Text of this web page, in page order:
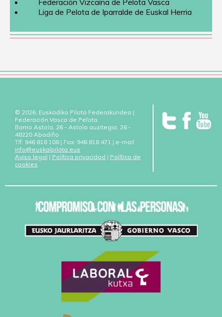
Liga de Pelota de Iparralde de Euskal Herria
© 2026, Euskadiko Pilota Federakundea |
Federación Vasca de Pelota
Barrio Astola, 26 - Astola auzitegia, 26 -
48220 Abadiño
Tlf: 946 818 108 | Fax: 946 818 471 | e-mail
info@euskalpilota.eus
Aviso legal | Política privacidad | Política de
cookies